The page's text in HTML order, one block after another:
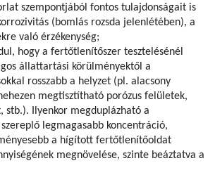
szempontjából fontos tulajdonságait is
(bomlás rozsda jelenlétében), a
való érzékenység;
hogy a fertőtlenítőszer tesztelésénél
állattartási körülményektől a
rosszabb a helyzet (pl. alacsony
megtisztítható porózus felületek,
stb.). Ilyenkor megduplázható a
legmagasabb koncentráció,
a hígított fertőtlenítőoldat
megnövelése, szinte beáztatva a